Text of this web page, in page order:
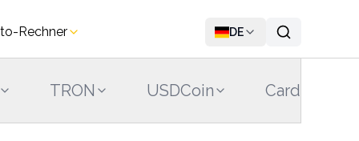
Rechner DE
TRON USDCoin Cardano